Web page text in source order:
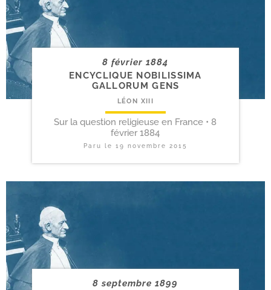
8 février 1884
ENCYCLIQUE NOBILISSIMA
GALLORUM GENS
LÉON XIII
Sur la question religieuse en France • 8
février 1884
Paru le19 novembre 2015
8 septembre 1899